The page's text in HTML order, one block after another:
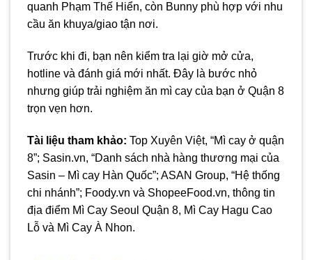
quanh Phạm Thế Hiển, còn Bunny phù hợp với nhu
cầu ăn khuya/giao tận nơi.
Trước khi đi, bạn nên kiểm tra lại giờ mở cửa,
hotline và đánh giá mới nhất. Đây là bước nhỏ
nhưng giúp trải nghiệm ăn mì cay của bạn ở Quận 8
trọn vẹn hơn.
Tài liệu tham khảo: Top Xuyên Việt, “Mì cay ở quận
8”; Sasin.vn, “Danh sách nhà hàng thương mại của
Sasin – Mì cay Hàn Quốc”; ASAN Group, “Hệ thống
chi nhánh”; Foody.vn và ShopeeFood.vn, thông tin
địa điểm Mì Cay Seoul Quận 8, Mì Cay Hagu Cao
Lỗ và Mì Cay À Nhon.